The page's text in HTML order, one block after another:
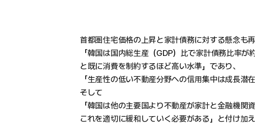
首都圏住宅価格の上昇と家計債務に対する懸念も
「韓国は国内総生産（GDP）比で家計債務比率が
と既に消費を制約するほど高い水準」であり、
「生産性の低い不動産分野への信用集中は成長潜
そして
「韓国は他の主要国より不動産が家計と金融機関
これを適切に緩和していく必要がある」と付け加え